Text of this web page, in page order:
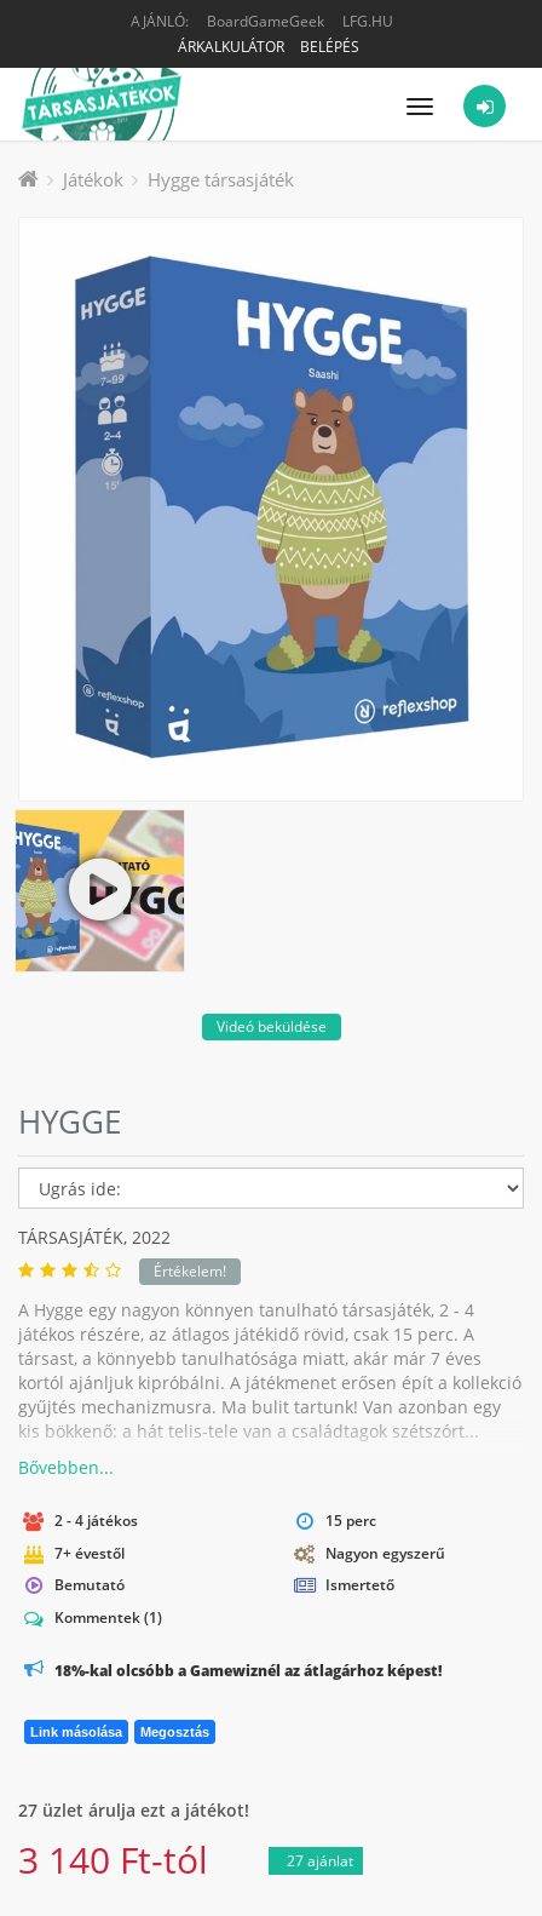
AJÁNLÓ: BoardGameGeek
LFG.HU
ÁRKALKULÁTOR
BELÉPÉS
Menü
Játékok Hygge társasjáték
Videó beküldése
HYGGE
TÁRSASJÁTÉK, 2022
Értékelem!
A Hygge egy nagyon könnyen tanulható társasjáték, 2 - 4
játékos részére, az átlagos játékidő rövid, csak 15 perc. A
társast, a könnyebb tanulhatósága miatt, akár már 7 éves
kortól ajánljuk kipróbálni. A játékmenet erősen épít a kollekció
gyűjtés mechanizmusra. Ma bulit tartunk! Van azonban egy
kis bökkenő: a hát telis-tele van a családtagok szétszórt...
2 - 4 játékos
15 perc
7+ évestől
Nagyon egyszerű
Bemutató
Ismertető
Kommentek(1)
18%-kal olcsóbb a Gamewiznél az átlagárhoz képest!
Link másolása Megosztás
27 üzlet árulja ezt a játékot!
3 140 Ft-tól 27 ajánlat